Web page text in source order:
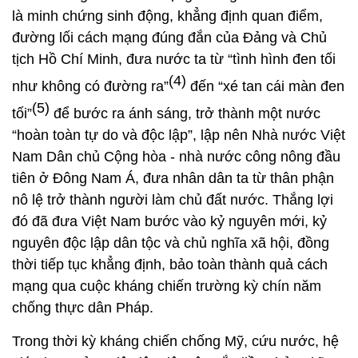
là minh chứng sinh động, khẳng định quan điểm,
đường lối cách mạng đúng đắn của Đảng và Chủ
tịch Hồ Chí Minh, đưa nước ta từ “tình hình đen tối
như không có đường ra”(4) đến “xé tan cái màn đen
tối”(5) để bước ra ánh sáng, trở thành một nước
“hoàn toàn tự do và độc lập”, lập nên Nhà nước Việt
Nam Dân chủ Cộng hòa - nhà nước công nông đầu
tiên ở Đông Nam Á, đưa nhân dân ta từ thân phận
nô lệ trở thành người làm chủ đất nước. Thắng lợi
đó đã đưa Việt Nam bước vào kỷ nguyên mới, kỷ
nguyên độc lập dân tộc và chủ nghĩa xã hội, đồng
thời tiếp tục khẳng định, bảo toàn thành quả cách
mạng qua cuộc kháng chiến trường kỳ chín năm
chống thực dân Pháp.
Trong thời kỳ kháng chiến chống Mỹ, cứu nước, hệ